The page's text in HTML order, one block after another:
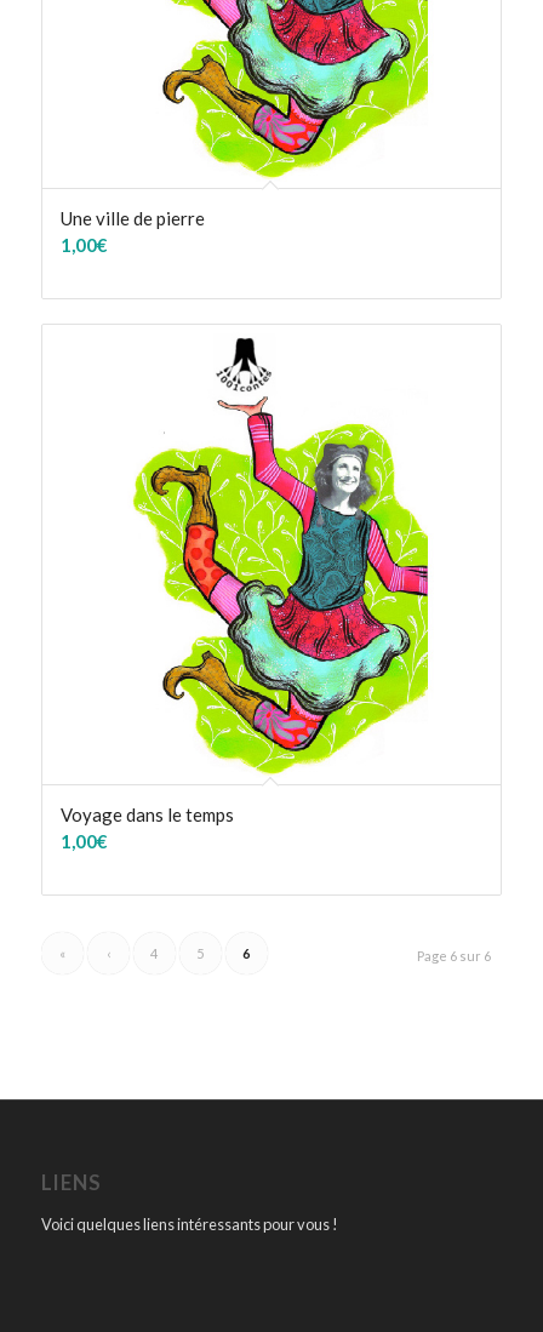
Une ville de pierre
1,00€
Voyage dans le temps
1,00€
Page 6 sur 6
« ‹ 4 5 6
LIENS
Voici quelques liens intéressants pour vous !